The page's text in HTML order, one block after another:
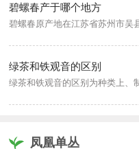
碧螺春产于哪个地方
绿茶和铁观音的区别
凤凰单丛